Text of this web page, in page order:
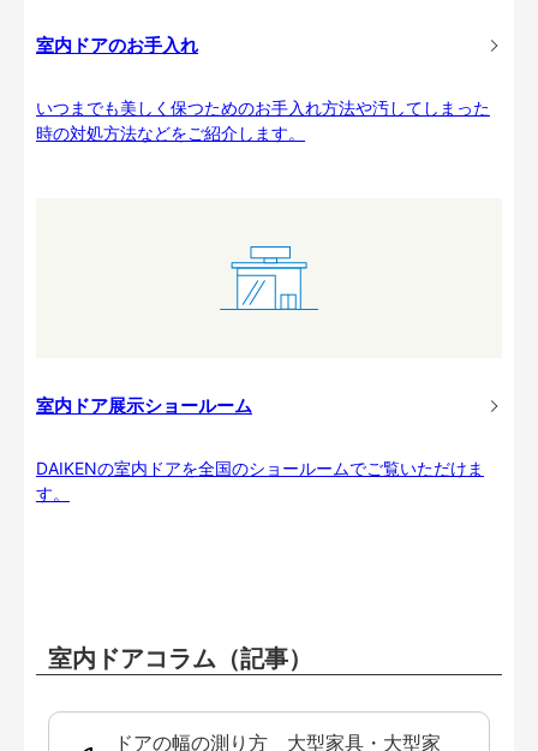
室内ドアのお手入れ
いつまでも美しく保つためのお手入れ方法や汚してしまった
時の対処方法などをご紹介します。
室内ドア展示ショールーム
DAIKENの室内ドアを全国のショールームでご覧いただけま
す。
室内ドアコラム（記事）
ドアの幅の測り方 大型家具・大型家